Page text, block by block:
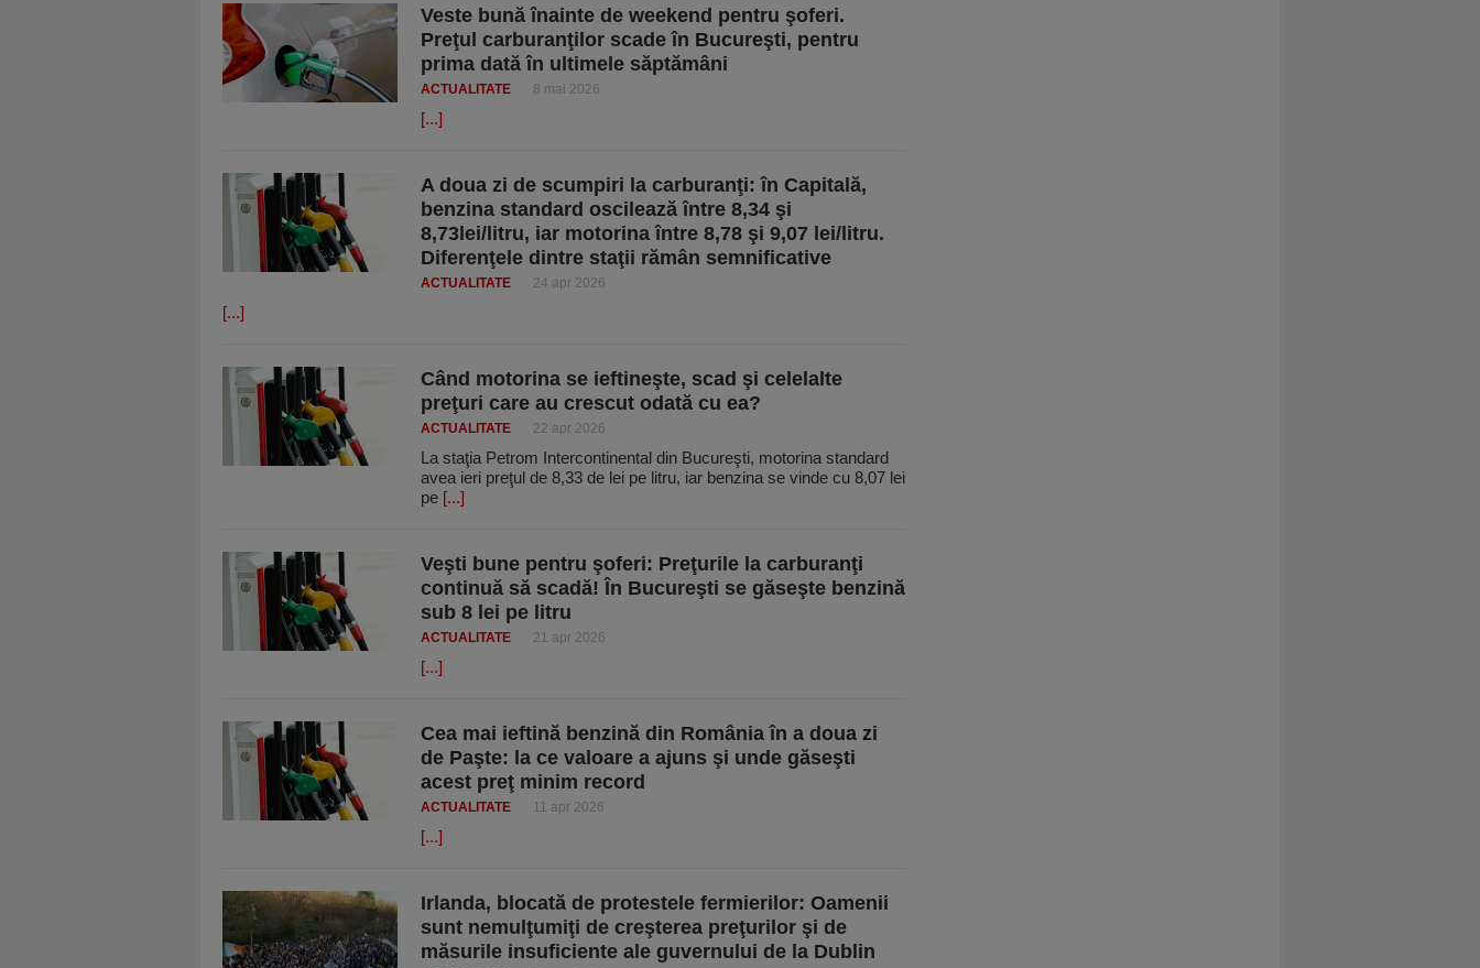
Veste bună înainte de weekend pentru şoferi.
Preţul carburanţilor scade în Bucureşti, pentru
prima dată în ultimele săptămâni
ACTUALITATE 8 mai 2026
[...]
A doua zi de scumpiri la carburanţi: în Capitală,
benzina standard oscilează între 8,34 şi
8,73lei/litru, iar motorina între 8,78 şi 9,07 lei/litru.
Diferenţele dintre staţii rămân semnificative
ACTUALITATE 24 apr 2026
[...]
Când motorina se ieftineşte, scad şi celelalte
preţuri care au crescut odată cu ea?
ACTUALITATE 22 apr 2026
La staţia Petrom Intercontinental din Bucureşti, motorina standard
avea ieri preţul de 8,33 de lei pe litru, iar benzina se vinde cu 8,07 lei
pe [...]
Veşti bune pentru şoferi: Preţurile la carburanţi
continuă să scadă! În Bucureşti se găseşte benzină
sub 8 lei pe litru
ACTUALITATE 21 apr 2026
[...]
Cea mai ieftină benzină din România în a doua zi
de Paşte: la ce valoare a ajuns şi unde găseşti
acest preţ minim record
ACTUALITATE 11 apr 2026
[...]
Irlanda, blocată de protestele fermierilor: Oamenii
sunt nemulţumiţi de creşterea preţurilor şi de
măsurile insuficiente ale guvernului de la Dublin